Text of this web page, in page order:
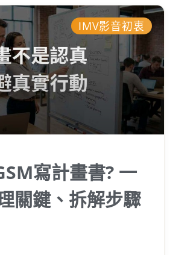
IMV影音初衷
寫計畫書? 一
關鍵、拆解步驟